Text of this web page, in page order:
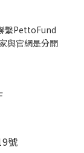
繫PettoFund
與官網是分開
號